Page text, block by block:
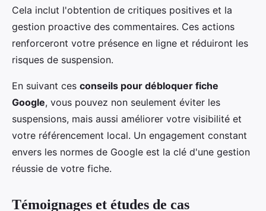
Cela inclut l'obtention de critiques positives et la
gestion proactive des commentaires. Ces actions
renforceront votre présence en ligne et réduiront les
risques de suspension.
En suivant ces conseils pour débloquer fiche
Google, vous pouvez non seulement éviter les
suspensions, mais aussi améliorer votre visibilité et
votre référencement local. Un engagement constant
envers les normes de Google est la clé d'une gestion
réussie de votre fiche.
Témoignages et études de cas